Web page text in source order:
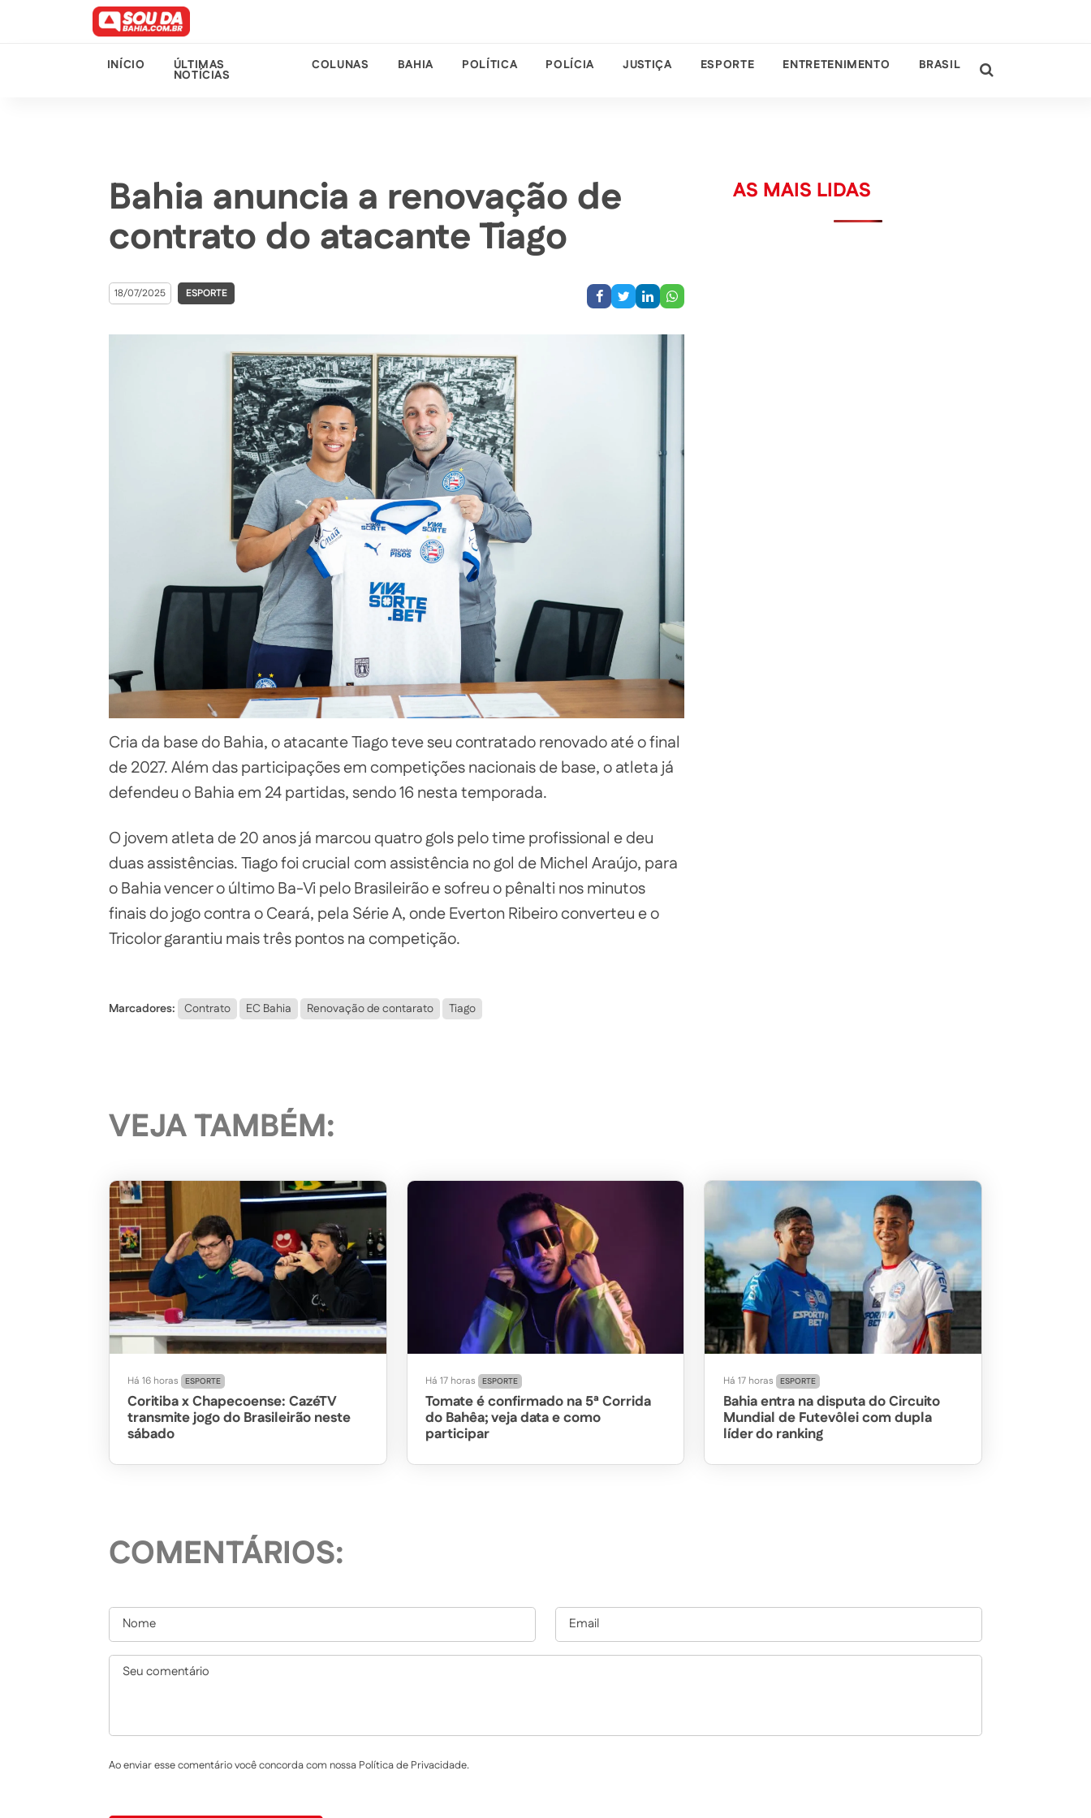
INÍCIO ÚLTIMAS
NOTÍCIAS
COLUNAS BAHIA POLÍTICA POLÍCIA JUSTIÇA ESPORTE ENTRETENIMENTO BRASIL
Bahia anuncia a renovação de
contrato do atacante Tiago
18/07/2025 ESPORTE
Cria da base do Bahia, o atacante Tiago teve seu contratado renovado até o final
de 2027. Além das participações em competições nacionais de base, o atleta já
defendeu o Bahia em 24 partidas, sendo 16 nesta temporada.
O jovem atleta de 20 anos já marcou quatro gols pelo time profissional e deu
duas assistências. Tiago foi crucial com assistência no gol de Michel Araújo, para
o Bahia vencer o último Ba-Vi pelo Brasileirão e sofreu o pênalti nos minutos
finais do jogo contra o Ceará, pela Série A, onde Everton Ribeiro converteu e o
Tricolor garantiu mais três pontos na competição.
Marcadores: Contrato EC Bahia Renovação de contarato Tiago
AS MAIS LIDAS
VEJA TAMBÉM:
Há 16 horas ESPORTE
Coritiba x Chapecoense: CazéTV
transmite jogo do Brasileirão neste
sábado
Há 17 horas ESPORTE
Tomate é confirmado na 5ª Corrida
do Bahêa; veja data e como
participar
Há 17 horas ESPORTE
Bahia entra na disputa do Circuito
Mundial de Futevôlei com dupla
líder do ranking
COMENTÁRIOS:
Ao enviar esse comentário você concorda com nossa Política de Privacidade.